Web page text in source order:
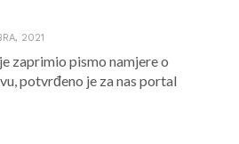
2021
zaprimio pismo namjere o
potvrđeno je za nas portal